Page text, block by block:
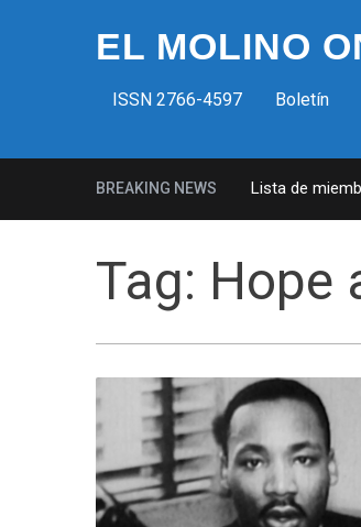
EL MOLINO
ISSN 2766-4597 Boletín
BREAKING NEWS
Milicias fascistas en EUA: Lista de
Tag: Hope